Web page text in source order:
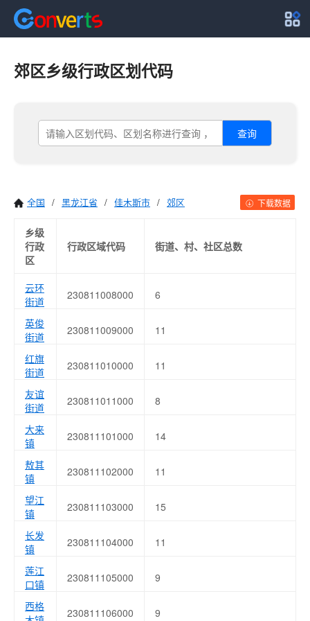
郊区乡级行政区划代码
查询
全国 / 黑龙江省 / 佳木斯市 / 郊区 下载数据
乡级
行政
区
行政区域代码 街道、村、社区总数
云环
街道
230811008000 6
英俊
街道
230811009000 11
红旗
街道
230811010000 11
友谊
街道
230811011000 8
大来
镇
230811101000 14
敖其
镇
230811102000 11
望江
镇
230811103000 15
长发
镇
230811104000 11
莲江
口镇
230811105000 9
西格
230811106000 9